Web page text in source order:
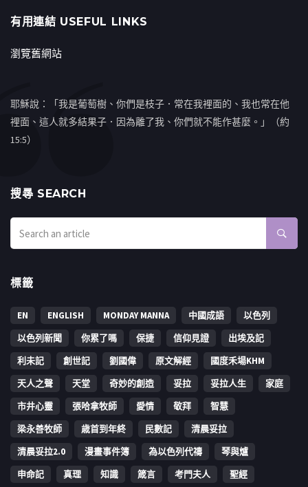
有用連結 USEFUL LINKS
瀏覽舊網站
耶穌說：「我是葡萄樹、你們是枝子．常在我裡面的、我也常在他
裡面、這人就多結果子．因為離了我、你們就不能作甚麼。」（約
15:5）
搜㝷 SEARCH
標籤
EN ENGLISH MONDAY MANNA 中國成語
以色列
以色列新聞
你累了嗎 保捷 信仰見證
出埃及記
利未記
創世記 劉國偉 原文解經
國度禾場KHM
天人之聲
天堂 奇妙的創造 妥拉 妥拉人生
家庭
市井心靈
張哈拿牧師 愛情 敬拜
智慧
梁永善牧師
歳首到年終 民數記
清晨妥拉
清晨妥拉2.0
漫畫事件簿 為以色列代禱
琴與爐
申命記
真理 知識 箴言 考門夫人 聖經